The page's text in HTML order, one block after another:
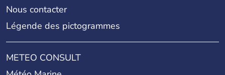
Nous contacter
Légende des pictogrammes
METEO CONSULT